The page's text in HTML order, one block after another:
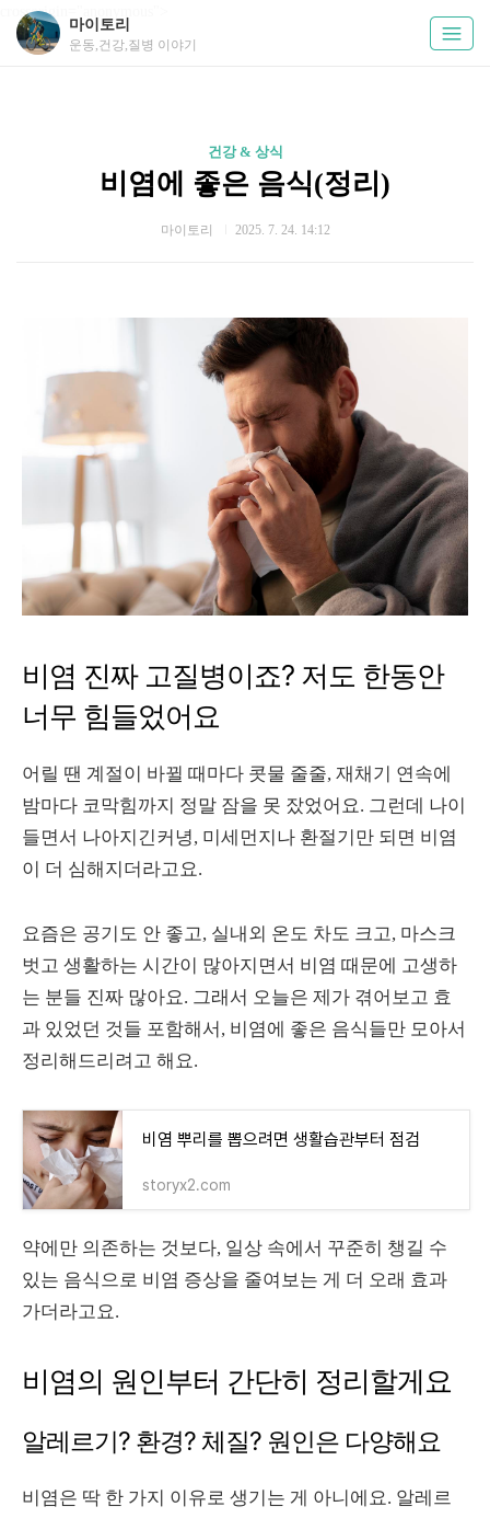
crossorigin="anonymous">
마이토리
운동,건강,질병 이야기
건강 & 상식
비염에 좋은 음식(정리)
마이토리 2025. 7. 24. 14:12
비염 진짜 고질병이죠? 저도 한동안
너무 힘들었어요
어릴 땐 계절이 바뀔 때마다 콧물 줄줄, 재채기 연속에
밤마다 코막힘까지 정말 잠을 못 잤었어요. 그런데 나이
들면서 나아지긴커녕, 미세먼지나 환절기만 되면 비염
이 더 심해지더라고요.
요즘은 공기도 안 좋고, 실내외 온도 차도 크고, 마스크
벗고 생활하는 시간이 많아지면서 비염 때문에 고생하
는 분들 진짜 많아요. 그래서 오늘은 제가 겪어보고 효
과 있었던 것들 포함해서, 비염에 좋은 음식들만 모아서
정리해드리려고 해요.
비염 뿌리를 뽑으려면 생활습관부터 점검
storyx2.com
약에만 의존하는 것보다, 일상 속에서 꾸준히 챙길 수
있는 음식으로 비염 증상을 줄여보는 게 더 오래 효과
가더라고요.
비염의 원인부터 간단히 정리할게요
알레르기? 환경? 체질? 원인은 다양해요
비염은 딱 한 가지 이유로 생기는 게 아니에요. 알레르